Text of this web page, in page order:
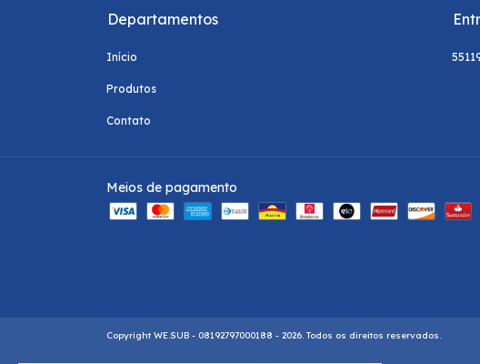
Departamentos
Início
Produtos
Contato
Meios de pagamento
Copyright WE.SUB - 08192797000188 - 2026. Todos os direitos reservados.